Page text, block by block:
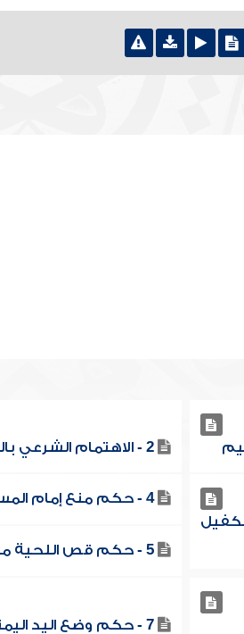
2 - الاهتمام الشرعي بالطلبة المبتعثين إلى الخارج
4 - حكم منع إمام المسجد الأذان
5 - حكم قص اللحية من طولها
7 - حكم وضع اليد